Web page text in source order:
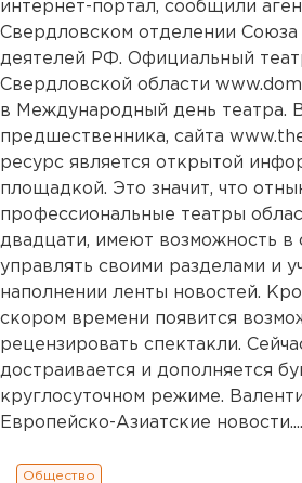
интернет-портал, сообщили
Свердловском отделении Союза
деятелей РФ. Официальный
Свердловской области
в Международный день театра.
предшественника, сайта
ресурс является открытой
площадкой. Это значит, что
профессиональные театры
двадцати, имеют возможность в
управлять своими разделами и
наполнении ленты новостей.
скором времени появится
рецензировать спектакли.
достраивается и дополняется
круглосуточном режиме.
Европейско-Азиатские новости....
Общество